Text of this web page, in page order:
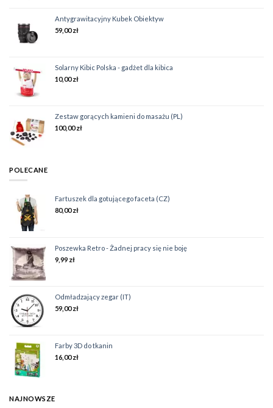
Antygrawitacyjny Kubek Obiektyw
59,00zł
Solarny Kibic Polska - gadżet dla kibica
10,00zł
Zestaw gorących kamieni do masażu (PL)
100,00zł
POLECANE
Fartuszek dla gotującego faceta (CZ)
80,00zł
Poszewka Retro - Żadnej pracy się nie boję
9,99 zł
Odmładzający zegar (IT)
59,00zł
Farby 3D do tkanin
16,00zł
NAJNOWSZE